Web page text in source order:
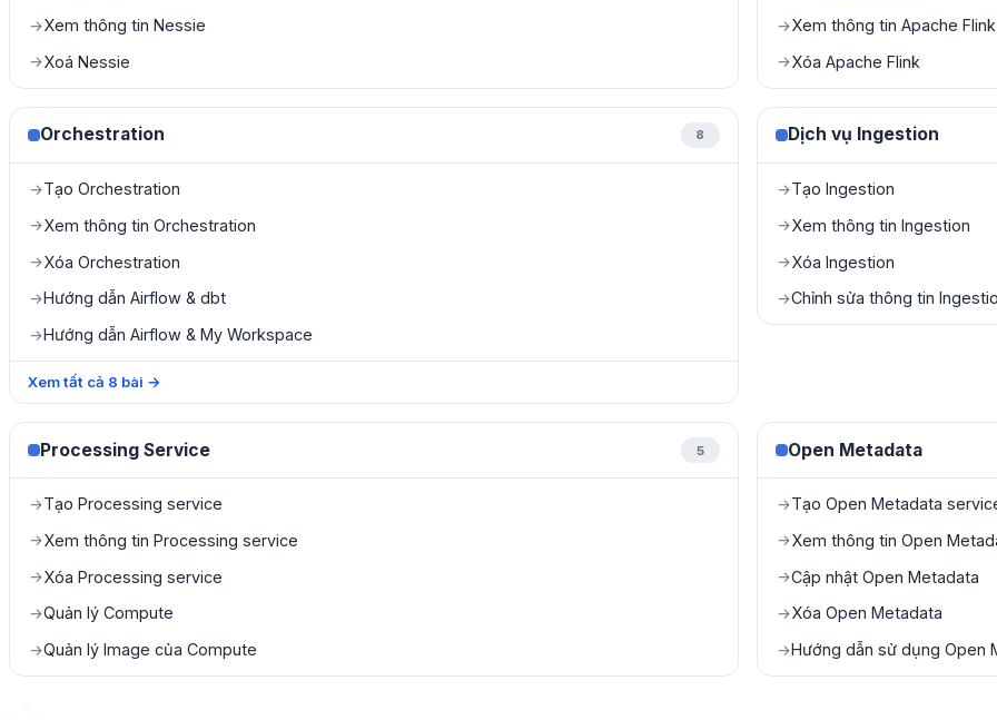
→Xem thông tin Nessie
→Xoá Nessie
→Xem thông tin Apache Flink
→Xóa Apache Flink
Orchestration 8
→Tạo Orchestration
→Xem thông tin Orchestration
→Xóa Orchestration
→Hướng dẫn Airflow & dbt
→Hướng dẫn Airflow & My Workspace
Xem tất cả 8 bài →
Dịch vụ Ingestion
→Tạo Ingestion
→Xem thông tin Ingestion
→Xóa Ingestion
→Chỉnh sửa thông tin
Processing Service 5
→Tạo Processing service
→Xem thông tin Processing service
→Xóa Processing service
→Quản lý Compute
→Quản lý Image của Compute
Open Metadata
→Tạo Open Metadata
→Xem thông tin Open
→Cập nhật Open Metadata
→Xóa Open Metadata
→Hướng dẫn sử dụng Open